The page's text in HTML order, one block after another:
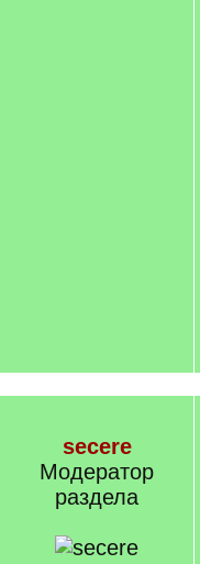
secere
Модератор
раздела